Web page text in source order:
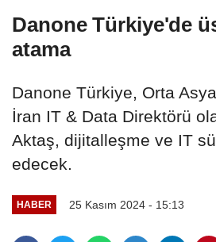
Danone Türkiye'de
atama
Danone Türkiye, Orta
İran IT & Data Direktörü
Aktaş, dijitalleşme ve IT
edecek.
HABER 25 Kasım 2024 - 15:13